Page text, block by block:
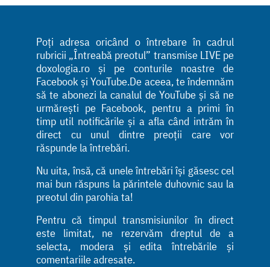
Poți adresa oricând o întrebare în cadrul
rubricii „Întreabă preotul” transmise LIVE pe
doxologia.ro și pe conturile noastre de
Facebook și YouTube.De aceea, te îndemnăm
să te abonezi la canalul de YouTube și să ne
urmărești pe Facebook, pentru a primi în
timp util notificările și a afla când intrăm în
direct cu unul dintre preoții care vor
răspunde la întrebări.
Nu uita, însă, că unele întrebări își găsesc cel
mai bun răspuns la părintele duhovnic sau la
preotul din parohia ta!
Pentru că timpul transmisiunilor în direct
este limitat, ne rezervăm dreptul de a
selecta, modera și edita întrebările și
comentariile adresate.